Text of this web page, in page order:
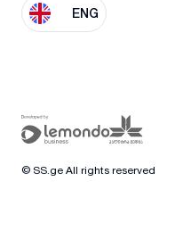
ENG
© SS.ge All rights reserved